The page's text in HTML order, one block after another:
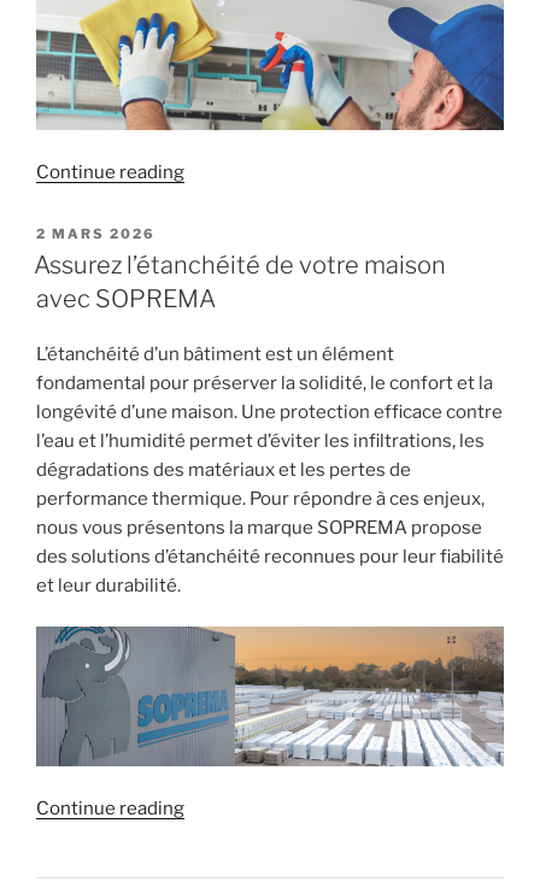
Continue reading« Préparez
pour
l’été ! »
POSTED
ON
2 MARS 2026
Assurez l’étanchéité de votre maison
avec SOPREMA
L’étanchéité d’un bâtiment est un élément
fondamental pour préserver la solidité, le confort et la
longévité d’une maison. Une protection efficace contre
l’eau et l’humidité permet d’éviter les infiltrations, les
dégradations des matériaux et les pertes de
performance thermique. Pour répondre à ces enjeux,
nous vous présentons la marque SOPREMA propose
des solutions d’étanchéité reconnues pour leur fiabilité
et leur durabilité.
Continue reading« Assurez